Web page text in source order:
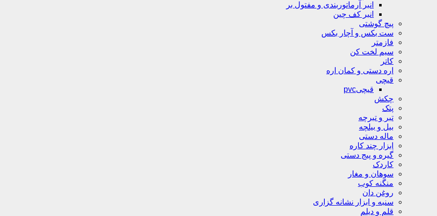
انبر آرماتوربندی و مفتول بر
انبر کف چین
پیچ گوشتی
ست بکس و آچار بکس
فازمتر
سیم لخت کن
کاتر
اره دستی و کمان اره
قیچی
قیچیpvc
چکش
پتک
تبر و تبرچه
بیل و بیلچه
ماله دستی
ابزار چند کاره
گیره و پیج دستی
کاردک
سوهان و مغار
منگنه کوب
روغن دان
سنبه و ابزار نشانه گزاری
قلم و دیلم